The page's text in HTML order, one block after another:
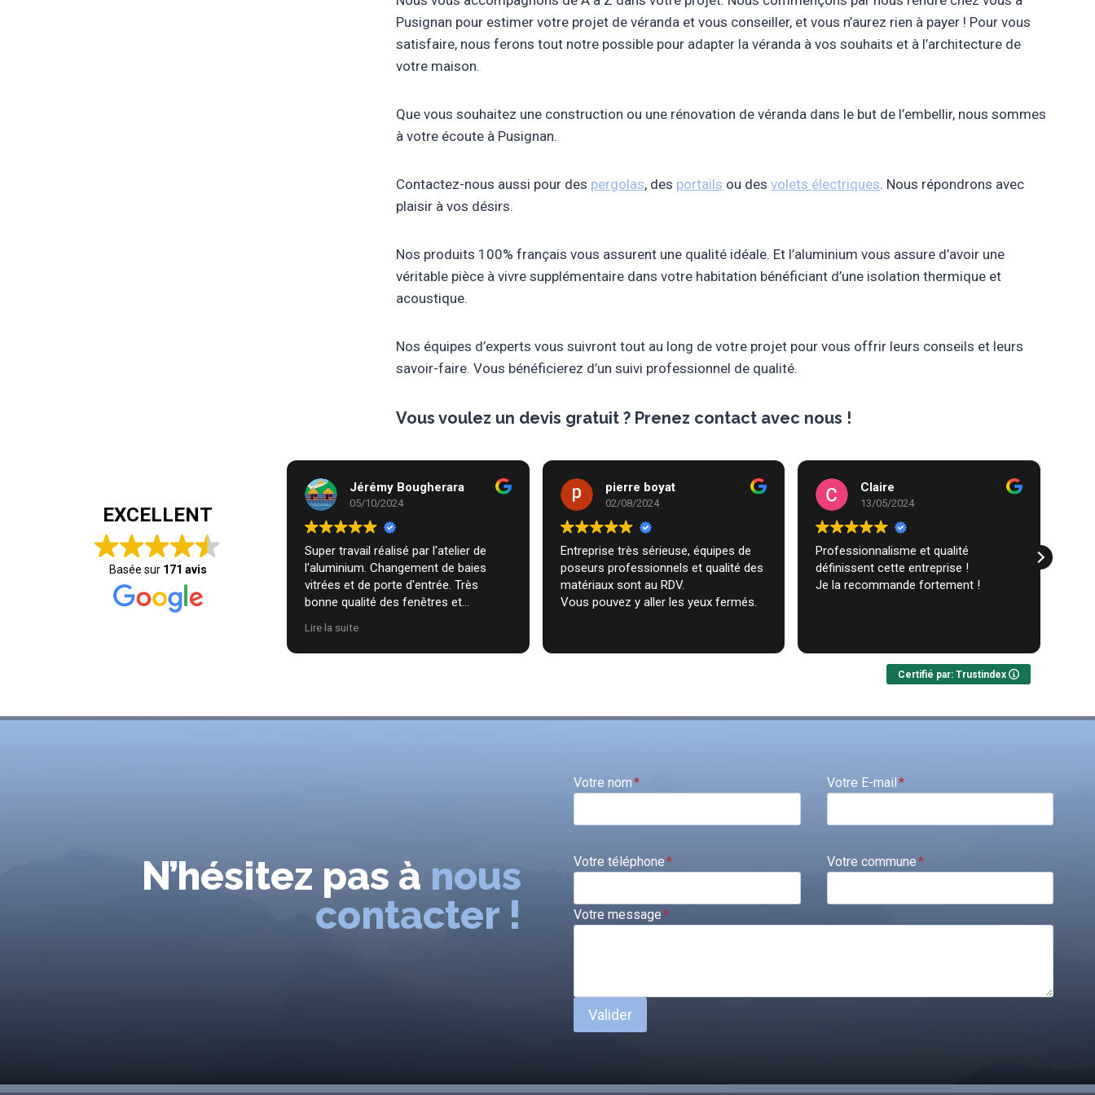
Pusignan pour estimer votre projet de véranda et vous conseiller, et vous n’aurez rien à payer ! Pour vous
satisfaire, nous ferons tout notre possible pour adapter la véranda à vos souhaits et à l’architecture de
votre maison.
Que vous souhaitez une construction ou une rénovation de véranda dans le but de l’embellir, nous sommes
à votre écoute à Pusignan.
Contactez-nous aussi pour des pergolas, des portails ou desvolets électriques. Nous répondrons avec
plaisir à vos désirs.
Nos produits 100% français vous assurent une qualité idéale. Et l’aluminium vous assure d’avoir une
véritable pièce à vivre supplémentaire dans votre habitation bénéficiant d’une isolation thermique et
acoustique.
Nos équipes d’experts vous suivront tout au long de votre projet pour vous offrir leurs conseils et leurs
savoir-faire. Vous bénéficierez d’un suivi professionnel de qualité.
Vous voulez un devis gratuit? Prenez contact avec nous !
EXCELLENT
Basée sur 171 avis
Jérémy Bougherara
05/10/2024
Super travail réalisé par l'atelier de
l'aluminium. Changement de baies
vitrées et de porte d'entrée. Très
bonne qualité des fenêtres et
nous. Je recommande vivement.
Lire la suite
pierre boyat
02/08/2024
Entreprise très sérieuse, équipes de
poseurs professionnels et qualité des
matériaux sont au RDV.
Vous pouvez y aller les yeux fermés.
Claire
13/05/2024
Professionnalisme et qualité
définissent cette entreprise !
Je la recommande fortement !
Certifié par: Trustindex
N’hésitez pas à nous
contacter !
Votre nom* Votre E-mail*
Votre téléphone* Votre commune*
Votre message*
Valider